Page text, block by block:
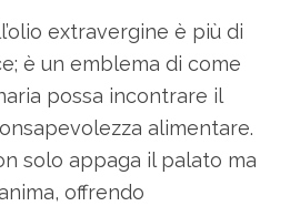
extravergine è più di
è un emblema di come
possa incontrare il
alimentare.
solo appaga il palato ma
offrendo